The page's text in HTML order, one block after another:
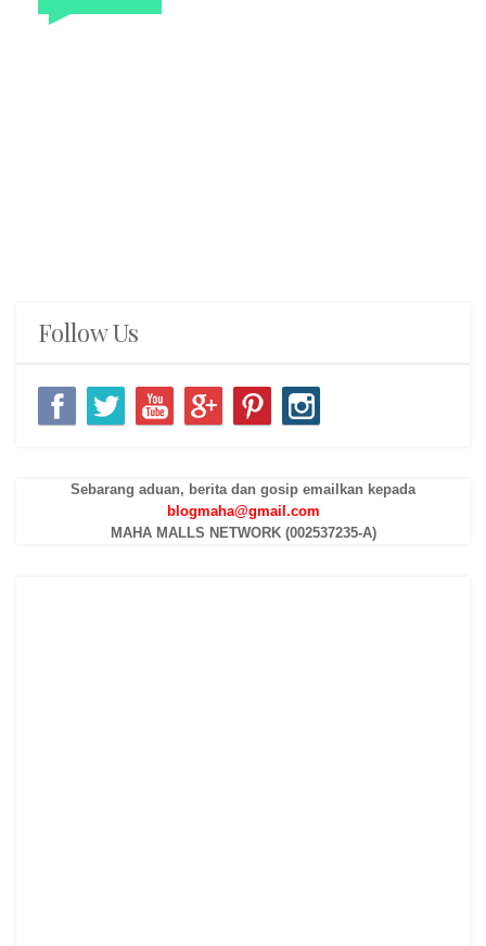
Follow Us
Sebarang aduan, berita dan gosip emailkan kepada
blogmaha@gmail.com
MAHA MALLS NETWORK (002537235-A)